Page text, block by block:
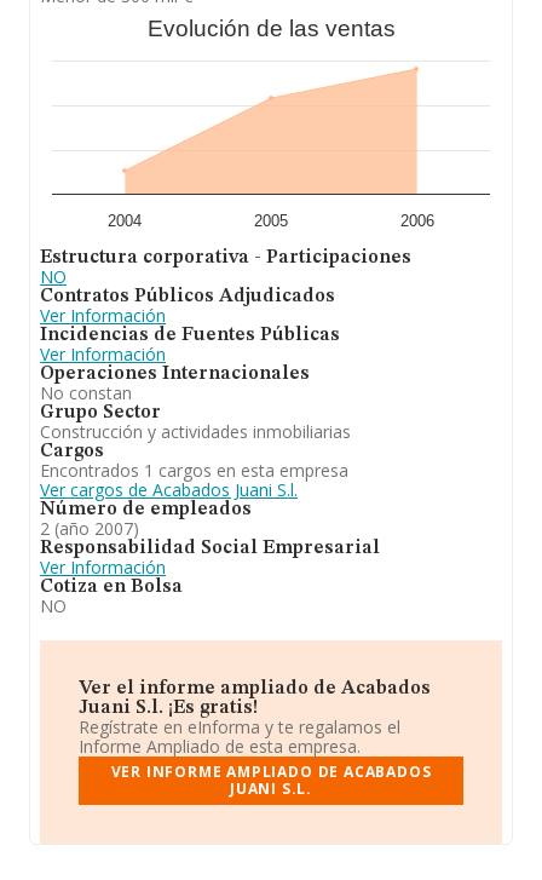
Evolución de las ventas
2004 2005 2006
Estructura corporativa - Participaciones
NO
Contratos Públicos Adjudicados
Ver Información
Incidencias de Fuentes Públicas
Ver Información
Operaciones Internacionales
No constan
Grupo Sector
Construcción y actividades inmobiliarias
Cargos
Encontrados 1 cargos en esta empresa
Ver cargos de Acabados Juani S.l.
Número de empleados
2 (año 2007)
Responsabilidad Social Empresarial
Ver Información
Cotiza en Bolsa
NO
Ver el informe ampliado de Acabados
Juani S.l. ¡Es gratis!
Regístrate en eInforma y te regalamos el
Informe Ampliado de esta empresa.
VER INFORME AMPLIADO DE ACABADOS
JUANI S.L.